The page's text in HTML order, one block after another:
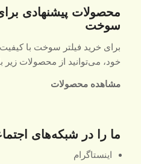
محصولات پیشنهادی
سوخت
برای خرید فیلتر سوخت با
خود، می‌توانید از محصولات زیر
مشاهده محصولات
ما را در شبکه‌های
اینستاگرام